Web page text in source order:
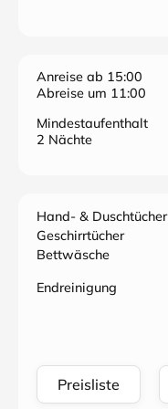
Anreise ab 15:00
Abreise um 11:00
Mindestaufenthalt
2 Nächte
Hand- & Duschtücher
Geschirrtücher
Bettwäsche
Endreinigung
Preisliste